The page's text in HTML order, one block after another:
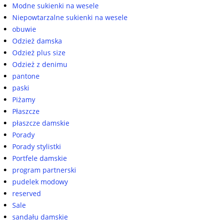
Modne sukienki na wesele
Niepowtarzalne sukienki na wesele
obuwie
Odzież damska
Odzież plus size
Odzież z denimu
pantone
paski
Piżamy
Płaszcze
płaszcze damskie
Porady
Porady stylistki
Portfele damskie
program partnerski
pudelek modowy
reserved
Sale
sandału damskie